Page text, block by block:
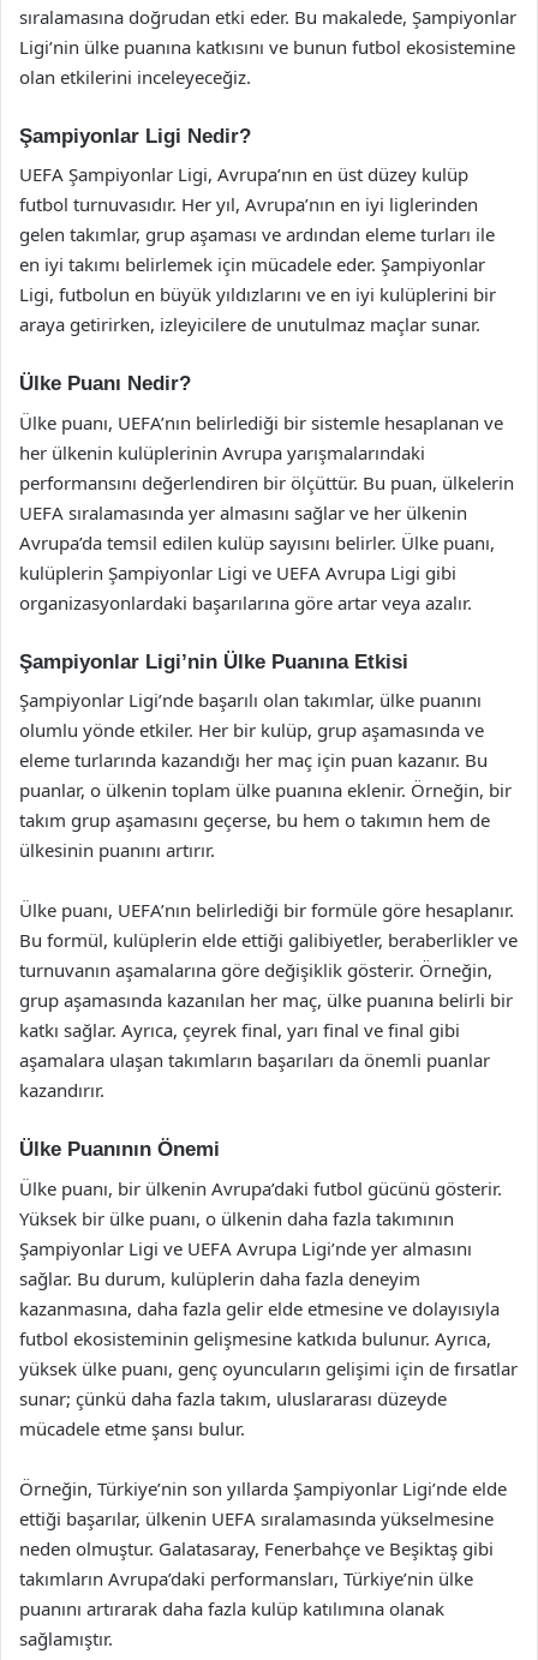
sıralamasına doğrudan etki eder. Bu makalede, Şampiyonlar
Ligi’nin ülke puanına katkısını ve bunun futbol ekosistemine
olan etkilerini inceleyeceğiz.
Şampiyonlar Ligi Nedir?
UEFA Şampiyonlar Ligi, Avrupa’nın en üst düzey kulüp
futbol turnuvasıdır. Her yıl, Avrupa’nın en iyi liglerinden
gelen takımlar, grup aşaması ve ardından eleme turları ile
en iyi takımı belirlemek için mücadele eder. Şampiyonlar
Ligi, futbolun en büyük yıldızlarını ve en iyi kulüplerini bir
araya getirirken, izleyicilere de unutulmaz maçlar sunar.
Ülke Puanı Nedir?
Ülke puanı, UEFA’nın belirlediği bir sistemle hesaplanan ve
her ülkenin kulüplerinin Avrupa yarışmalarındaki
performansını değerlendiren bir ölçüttür. Bu puan, ülkelerin
UEFA sıralamasında yer almasını sağlar ve her ülkenin
Avrupa’da temsil edilen kulüp sayısını belirler. Ülke puanı,
kulüplerin Şampiyonlar Ligi ve UEFA Avrupa Ligi gibi
organizasyonlardaki başarılarına göre artar veya azalır.
Şampiyonlar Ligi’nin Ülke Puanına Etkisi
Şampiyonlar Ligi’nde başarılı olan takımlar, ülke puanını
olumlu yönde etkiler. Her bir kulüp, grup aşamasında ve
eleme turlarında kazandığı her maç için puan kazanır. Bu
puanlar, o ülkenin toplam ülke puanına eklenir. Örneğin, bir
takım grup aşamasını geçerse, bu hem o takımın hem de
ülkesinin puanını artırır.
Ülke puanı, UEFA’nın belirlediği bir formüle göre hesaplanır.
Bu formül, kulüplerin elde ettiği galibiyetler, beraberlikler ve
turnuvanın aşamalarına göre değişiklik gösterir. Örneğin,
grup aşamasında kazanılan her maç, ülke puanına belirli bir
katkı sağlar. Ayrıca, çeyrek final, yarı final ve final gibi
aşamalara ulaşan takımların başarıları da önemli puanlar
kazandırır.
Ülke Puanının Önemi
Ülke puanı, bir ülkenin Avrupa’daki futbol gücünü gösterir.
Yüksek bir ülke puanı, o ülkenin daha fazla takımının
Şampiyonlar Ligi ve UEFA Avrupa Ligi’nde yer almasını
sağlar. Bu durum, kulüplerin daha fazla deneyim
kazanmasına, daha fazla gelir elde etmesine ve dolayısıyla
futbol ekosisteminin gelişmesine katkıda bulunur. Ayrıca,
yüksek ülke puanı, genç oyuncuların gelişimi için de fırsatlar
sunar; çünkü daha fazla takım, uluslararası düzeyde
mücadele etme şansı bulur.
Örneğin, Türkiye’nin son yıllarda Şampiyonlar Ligi’nde elde
ettiği başarılar, ülkenin UEFA sıralamasında yükselmesine
neden olmuştur. Galatasaray, Fenerbahçe ve Beşiktaş gibi
takımların Avrupa’daki performansları, Türkiye’nin ülke
puanını artırarak daha fazla kulüp katılımına olanak
sağlamıştır.